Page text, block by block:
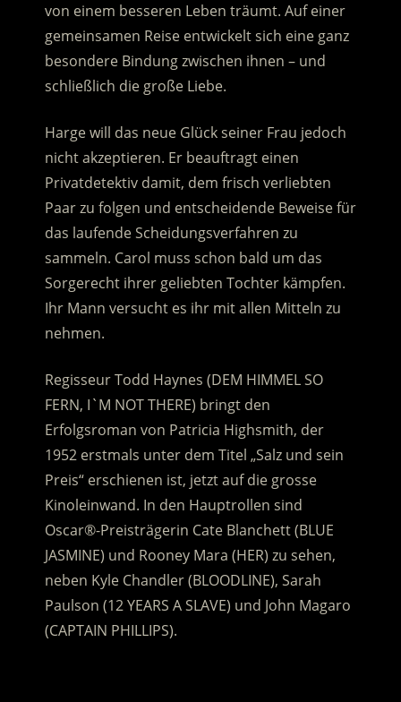
von einem besseren Leben träumt. Auf einer
gemeinsamen Reise entwickelt sich eine ganz
besondere Bindung zwischen ihnen – und
schließlich die große Liebe.
Harge will das neue Glück seiner Frau jedoch
nicht akzeptieren. Er beauftragt einen
Privatdetektiv damit, dem frisch verliebten
Paar zu folgen und entscheidende Beweise für
das laufende Scheidungsverfahren zu
sammeln. Carol muss schon bald um das
Sorgerecht ihrer geliebten Tochter kämpfen.
Ihr Mann versucht es ihr mit allen Mitteln zu
nehmen.
Regisseur Todd Haynes (DEM HIMMEL SO
FERN, I`M NOT THERE) bringt den
Erfolgsroman von Patricia Highsmith, der
1952 erstmals unter dem Titel „Salz und sein
Preis“ erschienen ist, jetzt auf die grosse
Kinoleinwand. In den Hauptrollen sind
Oscar®-Preisträgerin Cate Blanchett (BLUE
JASMINE) und Rooney Mara (HER) zu sehen,
neben Kyle Chandler (BLOODLINE), Sarah
Paulson (12 YEARS A SLAVE) und John Magaro
(CAPTAIN PHILLIPS).